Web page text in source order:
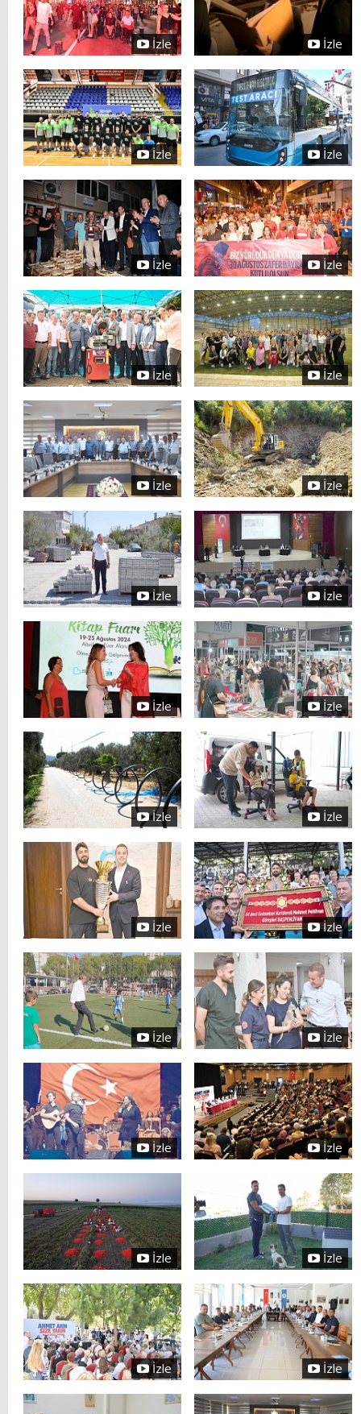
İzle İzle
İzle İzle
İzle İzle
İzle İzle
İzle İzle
İzle İzle
İzle İzle
İzle İzle
İzle İzle
İzle İzle
İzle İzle
İzle İzle
İzle İzle